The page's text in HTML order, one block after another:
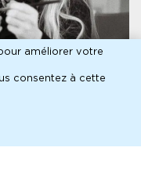
de
améliorer votre
consentez à cette